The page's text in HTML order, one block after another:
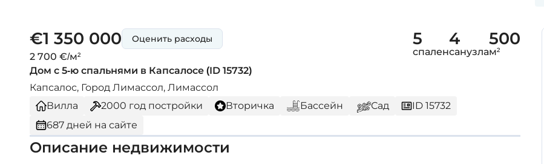
€1 350 000
2 700 €/м²
Оценить расходы 5
спален
4
санузла
500
м²
Дом с 5-ю спальнями в Капсалосе (ID 15732)
Капсалос, Город Лимассол, Лимассол
Вилла
2000 год постройки Вторичка Бассейн Сад
ID 15732
687 дней на сайте
Описание недвижимости